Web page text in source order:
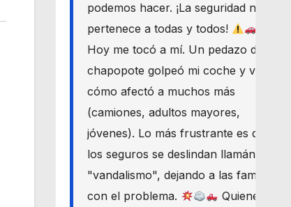
podemos hacer. ¡La seguridad nos
pertenece a todas y todos!
Hoy me tocó a mí. Un pedazo de
chapopote golpeó mi coche y vi
cómo afectó a muchos más
(camiones, adultos mayores,
jóvenes). Lo más frustrante es que
los seguros se deslindan llamándolo
"vandalismo", dejando a las familias
con el problema.
Quienes